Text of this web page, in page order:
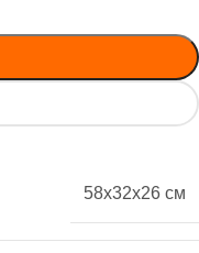
58x32x26 см